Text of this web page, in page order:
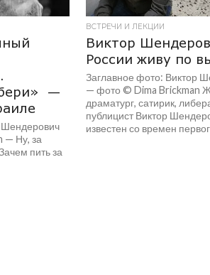
—
Шендерович
— Ну, за
пить за
ВСТРЕЧИ И ЛЕКЦИИ
Виктор
России живу по
Заглавное фото: Виктор
— фото © Dima Brickman
драматург, сатирик,
публицист Виктор
известен со времен